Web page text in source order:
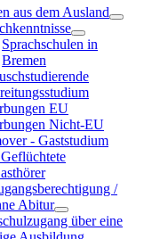
aus dem Ausland
Sprachschulen in
Bremen
EU
Nicht-EU
- Gaststudium
/
Abitur
über eine